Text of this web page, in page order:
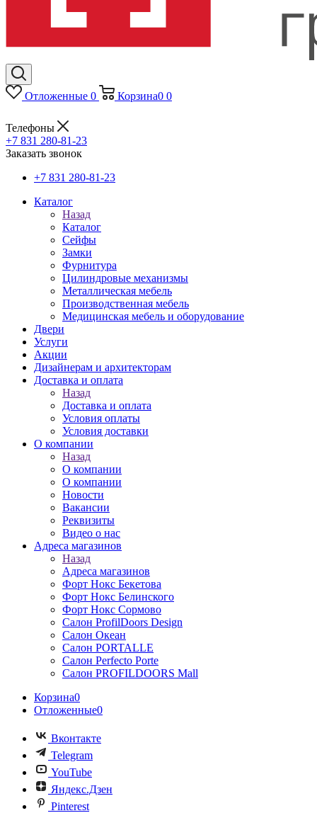
Отложенные 0 Корзина0 0
Телефоны
+7 831 280-81-23
Заказать звонок
+7 831 280-81-23
Каталог
Назад
Каталог
Сейфы
Замки
Фурнитура
Цилиндровые механизмы
Металлическая мебель
Производственная мебель
Медицинская мебель и оборудование
Двери
Услуги
Акции
Дизайнерам и архитекторам
Доставка и оплата
Назад
Доставка и оплата
Условия оплаты
Условия доставки
О компании
Назад
О компании
О компании
Новости
Вакансии
Реквизиты
Видео о нас
Адреса магазинов
Назад
Адреса магазинов
Форт Нокс Бекетова
Форт Нокс Белинского
Форт Нокс Сормово
Салон ProfilDoors Design
Салон Океан
Салон PORTALLE
Салон Perfecto Portе
Салон PROFILDOORS Mall
Корзина0
Отложенные0
Вконтакте
Telegram
YouTube
Яндекс.Дзен
Pinterest